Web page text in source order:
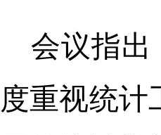
会议指出
度重视统计